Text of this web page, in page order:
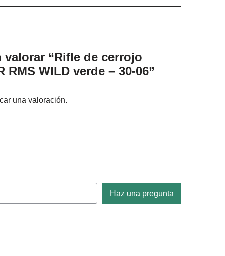
valorar “Rifle de cerrojo
RMS WILD verde – 30-06”
una valoración.
Haz una pregunta